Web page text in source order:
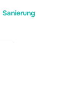
Sanierung